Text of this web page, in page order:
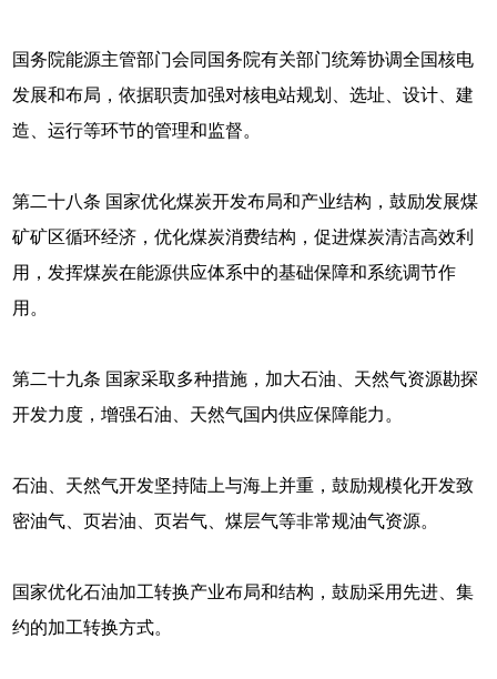
国务院能源主管部门会同国务院有关部门统筹协调全国核电
发展和布局，依据职责加强对核电站规划、选址、设计、建
造、运行等环节的管理和监督。
第二十八条 国家优化煤炭开发布局和产业结构，鼓励发展煤
矿矿区循环经济，优化煤炭消费结构，促进煤炭清洁高效利
用，发挥煤炭在能源供应体系中的基础保障和系统调节作
用。
第二十九条 国家采取多种措施，加大石油、天然气资源勘探
开发力度，增强石油、天然气国内供应保障能力。
石油、天然气开发坚持陆上与海上并重，鼓励规模化开发致
密油气、页岩油、页岩气、煤层气等非常规油气资源。
国家优化石油加工转换产业布局和结构，鼓励采用先进、集
约的加工转换方式。